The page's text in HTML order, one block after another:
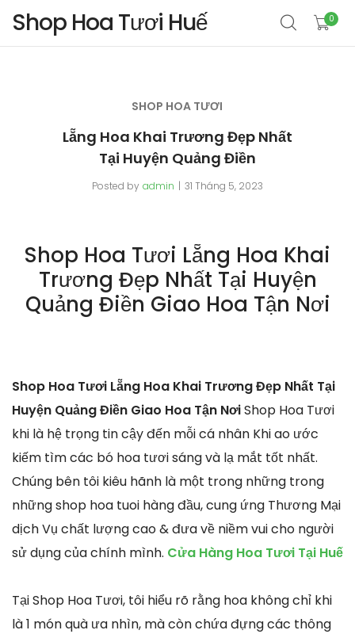
Shop Hoa Tươi Huế 0
SHOP HOA TƯƠI
Lẵng Hoa Khai Trương Đẹp Nhất
Tại Huyện Quảng Điền
Posted by admin 31 Tháng 5, 2023
Shop Hoa Tươi Lẵng Hoa Khai
Trương Đẹp Nhất Tại Huyện
Quảng Điền Giao Hoa Tận Nơi
Shop Hoa Tươi Lẵng Hoa Khai Trương Đẹp Nhất Tại
Huyện Quảng Điền Giao Hoa Tận NơiShop Hoa Tươi
khi là hệ trọng tin cậy đến mỗi cá nhân Khi ao ước
kiếm tìm các bó hoa tươi sáng và lạ mắt tốt nhất.
Chúng bên tôi kiêu hãnh là một trong những trong
những shop hoa tuoi hàng đầu, cung ứng Thương Mại
dịch Vụ chất lượng cao & đưa về niềm vui cho người
sử dụng của chính mình. Cửa Hàng Hoa Tươi Tại Huế
Tại Shop Hoa Tươi, tôi hiểu rõ rằng hoa không chỉ khi
là 1 món quà ưa nhìn, mà còn chứa đựng các thông